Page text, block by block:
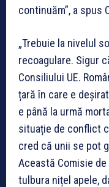
continuăm”, a spus
„Trebuie la nivelul
recoagulare. Sigur
Consiliului UE.
țară în care e
e până la urmă
situație de conflict
cred că unii se pot
Această Comisie
tulbura nițel apele,